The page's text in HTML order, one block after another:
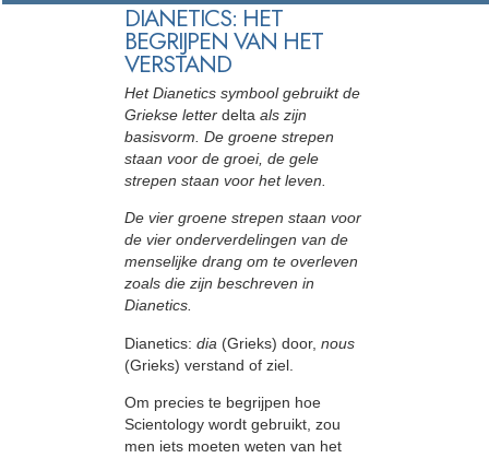
DIANETICS: HET
BEGRIJPEN VAN HET
VERSTAND
Het Dianetics symbool gebruikt de
Griekse letter delta als zijn
basisvorm. De groene strepen
staan voor de groei, de gele
strepen staan voor het leven.
De vier groene strepen staan voor
de vier onderverdelingen van de
menselijke drang om te overleven
zoals die zijn beschreven in
Dianetics.
Dianetics: dia (Grieks) door, nous
(Grieks) verstand of ziel.
Om precies te begrijpen hoe
Scientology wordt gebruikt, zou
men iets moeten weten van het